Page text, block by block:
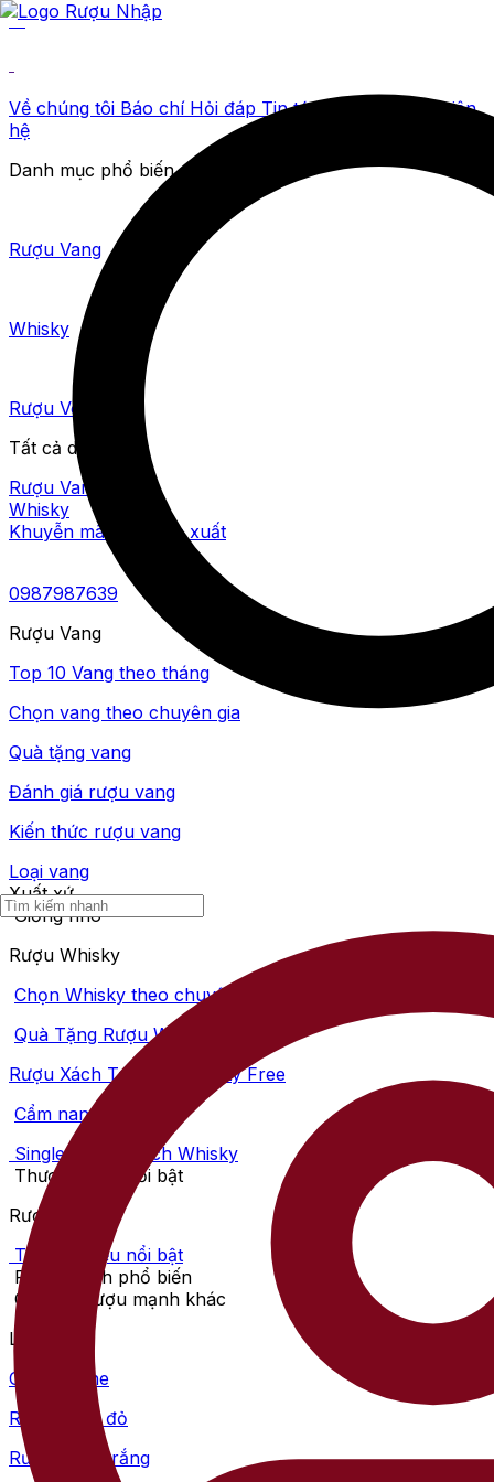
Về chúng tôi Báo chí Hỏi đáp Tin tức sự kiện BlogsLiên
hệ
Danh mục phổ biến
Rượu Vang
Whisky
Rượu Vodka
Tất cả danh mục
Rượu Vang
Whisky
Khuyễn mãi
Nhà sản xuất
0987987639
Rượu Vang
Top 10 Vang theo tháng
Chọn vang theo chuyên gia
Quà tặng vang
Đánh giá rượu vang
Kiến thức rượu vang
Loại vang
Xuất xứ
Giống nho
Rượu Whisky
Chọn Whisky theo chuyên gia
Quà Tặng Rượu Whisky
Rượu Xách Tay -Rượu Duty Free
Cẩm nang whisky
Single Malt Scotch Whisky
Thương hiệu nổi bật
Rượu mạnh
Thương hiệu nổi bật
Rượu mạnh phổ biến
Các loại rượu mạnh khác
Loại vang
Champagne
Rượu vang đỏ
Rượu vang trắng